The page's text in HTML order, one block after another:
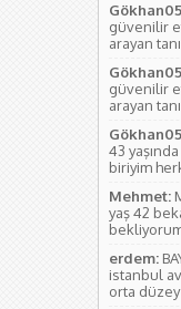
güvenilir
arayan
güvenilir
arayan
43
biriyim
Mehmet:
yaş 42
erdem:
istanbul
orta